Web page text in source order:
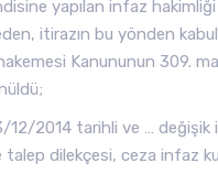
yapılan infaz
itirazın bu yönden
Kanununun 309.
2014 tarihli ve … değişik
dilekçesi, ceza infaz